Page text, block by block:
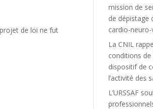
de loi ne fut
mission de
de dépistage
cardio-neuro-
La CNIL
conditions de
dispositif de
l’activité des
L’URSSAF